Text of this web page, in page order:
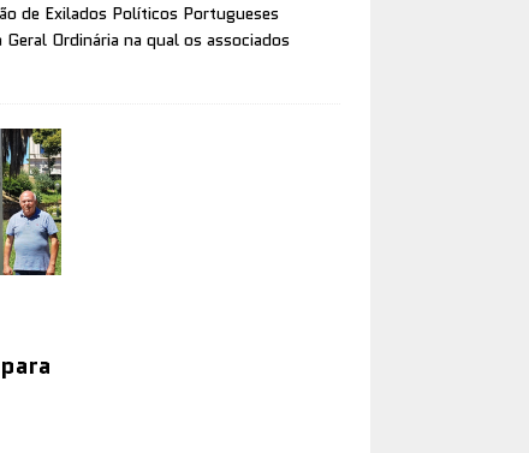
de Exilados Políticos Portugueses
Ordinária na qual os associados